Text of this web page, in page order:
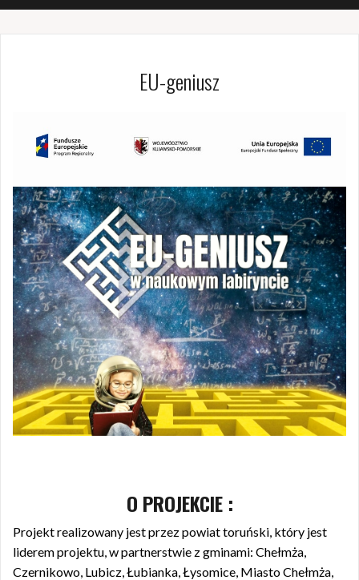
EU-geniusz
O PROJEKCIE :
Projekt realizowany jest przez powiat toruński, który jest
liderem projektu, w partnerstwie z gminami: Chełmża,
Czernikowo, Lubicz, Łubianka, Łysomice, Miasto Chełmża,